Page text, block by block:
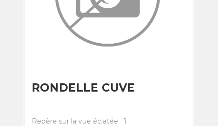
RONDELLE CUVE
Repère sur la vue éclatée : 1